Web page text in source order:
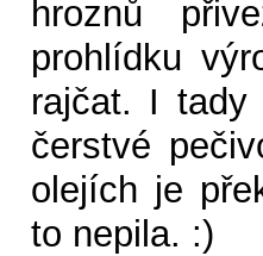
hroznů
prohlídku
rajčat. I tady
čerstvé
olejích je
to nepila. :)